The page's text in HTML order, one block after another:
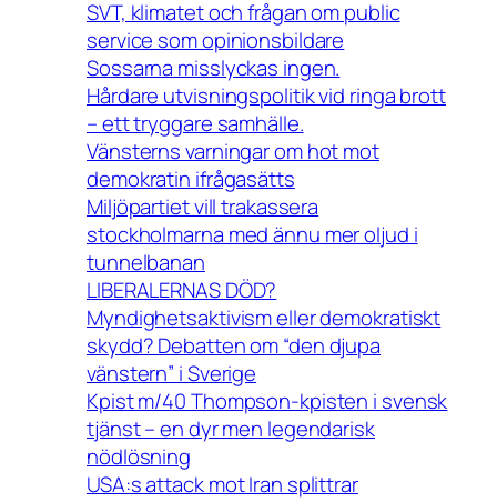
SVT, klimatet och frågan om public
service som opinionsbildare
Sossarna misslyckas ingen.
Hårdare utvisningspolitik vid ringa brott
– ett tryggare samhälle.
Vänsterns varningar om hot mot
demokratin ifrågasätts
Miljöpartiet vill trakassera
stockholmarna med ännu mer oljud i
tunnelbanan
LIBERALERNAS DÖD?
Myndighetsaktivism eller demokratiskt
skydd? Debatten om “den djupa
vänstern” i Sverige
Kpist m/40 Thompson-kpisten i svensk
tjänst – en dyr men legendarisk
nödlösning
USA:s attack mot Iran splittrar